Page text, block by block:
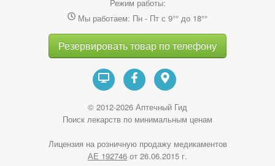
Режим работы:
Мы работаем: Пн - Пт с 9°° до 18°°
Резервировать товар по телефону
© 2012-2026 Аптечный Гид
Поиск лекарств по минимальным ценам
Лицензия на розничную продажу медикаментов
АE 192746 от 26.06.2015 г.